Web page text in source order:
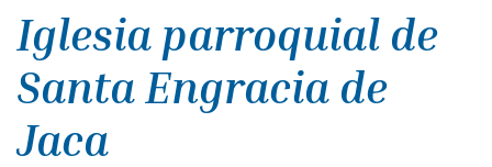
Iglesia parroquial de
Santa Engracia de
Jaca